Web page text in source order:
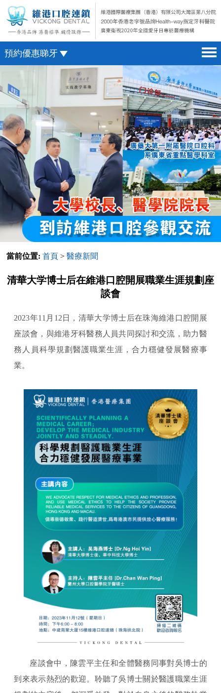
預約優惠睇牙
首頁 home page
醫院簡介 hospital introduction
醫生介紹 doctor introduction
醫療新聞 medical news
種植牙 dental implant
箍牙 orthodontics
收費標準 change standard
預約牙醫 contact us
微信預約
WhatsApp預約
當前位置: 首頁 >醫療新聞
清華大学博士后在維港口腔開展職業生涯規劃座
談會
2023年11月12日，清華大学博士后在珠海維港口腔開展
座談會，與維港牙科醫務人員共同探討和交流，助力醫
務人員科學規劃醫護職業生涯，合力穩健發展醫療事
業。
座談會中，陳雲平主任和全體醫務同事對吳博士的
到來表示熱烈的歡迎。聆聽了吳博士關於醫護職業生涯